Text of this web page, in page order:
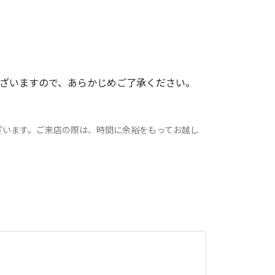
ますので、あらかじめご了承ください。
ます。ご来店の際は、時間に余裕をもってお越し